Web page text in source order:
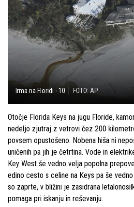
Irma na Floridi - 10 FOTO: AP
Otočje Florida Keys na jugu Floride,
nedeljo zjutraj z vetrovi čez 200
povsem opustošeno. Nobena hiša ni
uničenih pa jih je četrtina. Vode in
Key West še vedno velja popolna
edino cesto s celine na Keys pa še
so zaprte, v bližini je zasidrana
pomaga pri iskanju in reševanju.